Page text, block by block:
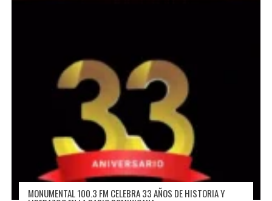
MONUMENTAL 100.3 FM CELEBRA 33 AÑOS DE HISTORIA Y